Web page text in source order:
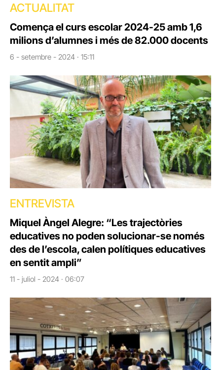
ACTUALITAT
Comença el curs escolar 2024-25 amb 1,6
milions d’alumnes i més de 82.000 docents
6 - setembre - 2024 · 15:11
ENTREVISTA
Miquel Àngel Alegre: “Les trajectòries
educatives no poden solucionar-se només
des de l’escola, calen polítiques educatives
en sentit ampli”
11 - juliol - 2024 · 06:07